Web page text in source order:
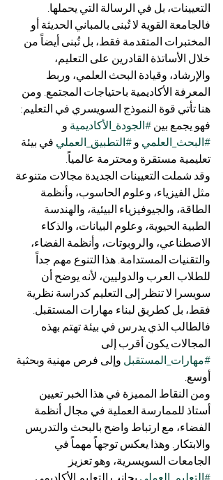
التعيينات، بل في الرسالة التي يحملها.
فالجامعة القوية لا تُبنى بالمباني الحديثة أو
المختبرات المتقدمة فقط، بل تُبنى أيضاً من
خلال الأساتذة القادرين على التعليم،
والإرشاد، وقيادة البحث العلمي، وربط
المعرفة الأكاديمية باحتياجات المجتمع. ومن
هنا تأتي قوة النموذج السويسري في التعليم:
فهو يجمع بين #الجودة_الأكاديمية و
#البحث_العلمي و #التطبيق_العملي في بيئة
تعليمية مستقرة ومحترمة عالمياً.
وقد شملت التعيينات الجديدة مجالات متنوعة
مثل الفيزياء، وعلوم الحاسوب، وأنظمة
الطاقة، والجيوفيزياء البيئية، والهندسة
الطبية الحيوية، وعلوم البيانات، والذكاء
الاصطناعي، والروبوتات، وأنظمة الفضاء،
والتقنيات المستدامة. هذا التنوع مهم جداً
للطلاب العرب والدوليين، لأنه يوضح أن
سويسرا لا تنظر إلى التعليم كدراسة نظرية
فقط، بل كطريق لبناء مهارات المستقبل.
فالطالب الذي يدرس في بيئة تهتم بهذه
المجالات يكون أقرب إلى
#مهارات_المستقبل وإلى فرص مهنية وبحثية
أوسع.
ومن النقاط المميزة في هذا الخبر تعيين
أستاذ للممارسة العملية في مجال أنظمة
الفضاء، مع ارتباط واضح بالبحث والتدريس
والابتكار. وهذا يعكس توجهاً مهماً في
الجامعات السويسرية، وهو تعزيز
#التعليم_العملي بجانب التعليم الأكاديمي